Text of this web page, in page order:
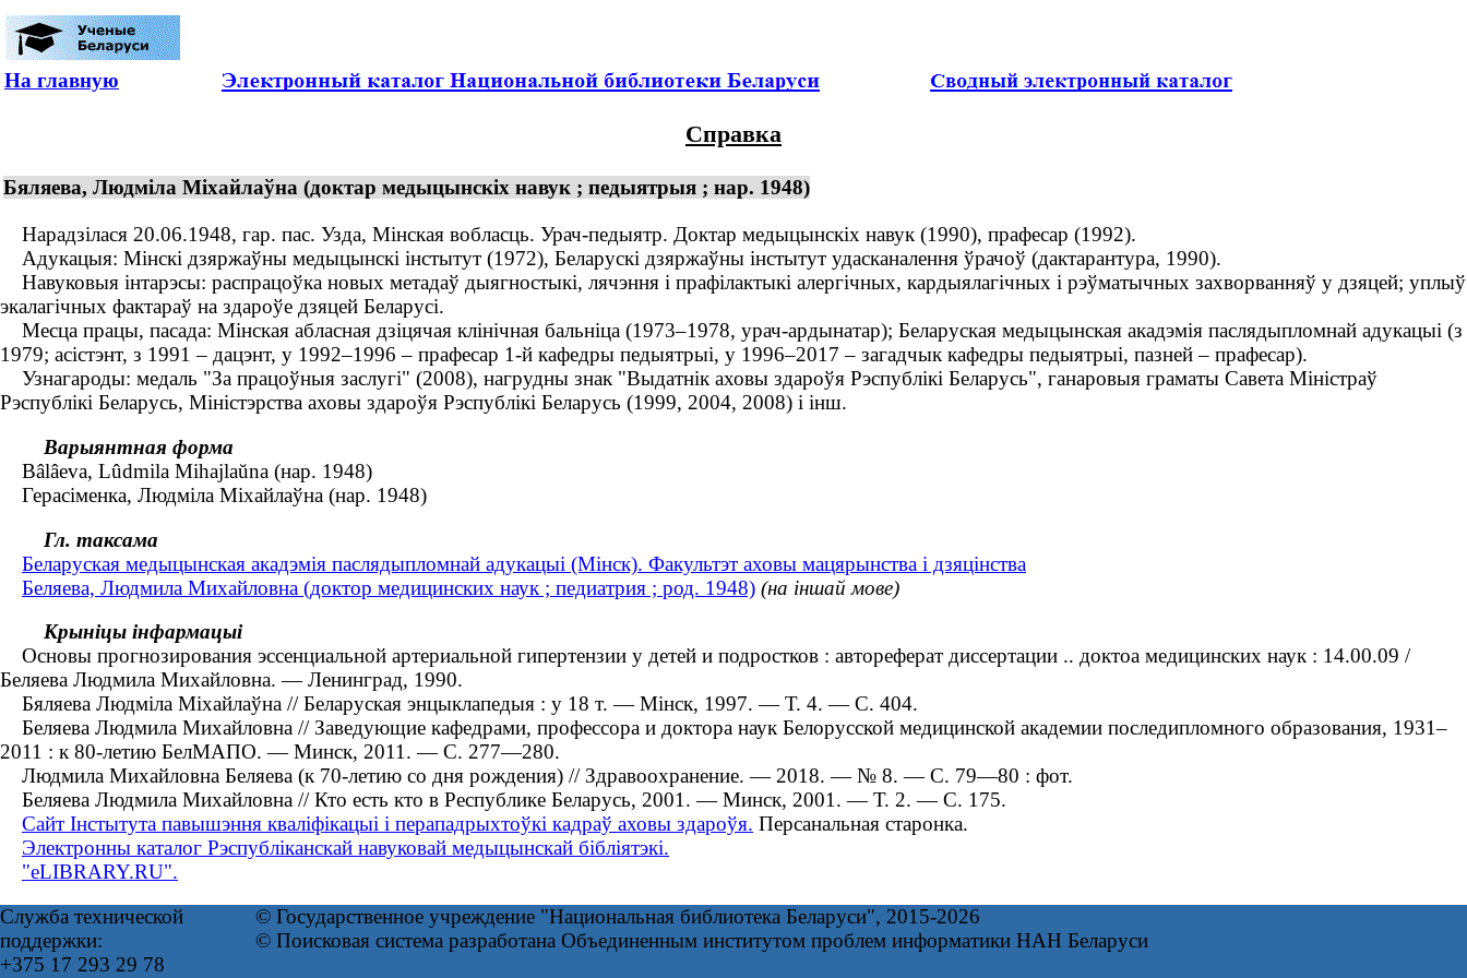
На главную
Справка
Бяляева, Людміла Міхайлаўна (доктар медыцынскіх навук ; педыятрыя ; нар. 1948)
Нарадзілася 20.06.1948, гар. пас. Узда, Мінская вобласць. Урач-педыятр. Доктар медыцынскіх навук (1990), прафесар (1992).
Адукацыя: Мінскі дзяржаўны медыцынскі інстытут (1972), Беларускі дзяржаўны інстытут удасканалення ўрачоў (дактарантура, 1990).
Навуковыя інтарэсы: распрацоўка новых метадаў дыягностыкі, лячэння і прафілактыкі алергічных, кардыялагічных і рэўматычных захворванняў у дзяцей; уплыў
экалагічных фактараў на здароўе дзяцей Беларусі.
Месца працы, пасада: Мінская абласная дзіцячая клінічная бальніца (1973–1978, урач-ардынатар); Беларуская медыцынская акадэмія паслядыпломнай адукацыі (з
1979; асістэнт, з 1991 – дацэнт, у 1992–1996 – прафесар 1-й кафедры педыятрыі, у 1996–2017 – загадчык кафедры педыятрыі, пазней – прафесар).
Узнагароды: медаль "За працоўныя заслугі" (2008), нагрудны знак "Выдатнік аховы здароўя Рэспублікі Беларусь", ганаровыя граматы Савета Міністраў
Рэспублікі Беларусь, Міністэрства аховы здароўя Рэспублікі Беларусь (1999, 2004, 2008) і інш.
Варыянтная форма
Bâlâeva, Lûdmіla Mіhajlaŭna (нар. 1948)
Герасіменка, Людміла Міхайлаўна (нар. 1948)
Гл. таксама
Беларуская медыцынская акадэмія паслядыпломнай адукацыі (Мінск). Факультэт аховы мацярынства і дзяцінства
Беляева, Людмила Михайловна (доктор медицинских наук ; педиатрия ; род. 1948) (на іншай мове)
Крыніцы інфармацыі
Основы прогнозирования эссенциальной артериальной гипертензии у детей и подростков : автореферат диссертации .. доктоа медицинских наук : 14.00.09 /
Беляева Людмила Михайловна. — Ленинград, 1990.
Бяляева Людміла Міхайлаўна // Беларуская энцыклапедыя : у 18 т. — Мінск, 1997. — Т. 4. — С. 404.
Беляева Людмила Михайловна // Заведующие кафедрами, профессора и доктора наук Белорусской медицинской академии последипломного образования, 1931–
2011 : к 80-летию БелМАПО. — Минск, 2011. — С. 277—280.
Людмила Михайловна Беляева (к 70-летию со дня рождения) // Здравоохранение. — 2018. ― № 8. ― С. 79―80 : фот.
Беляева Людмила Михайловна // Кто есть кто в Республике Беларусь, 2001. — Минск, 2001. — Т. 2. — С. 175.
Сайт Інстытута павышэння кваліфікацыі і перападрыхтоўкі кадраў аховы здароўя. Персанальная старонка.
Электронны каталог Рэспубліканскай навуковай медыцынскай бібліятэкі.
"eLIBRARY.RU".
Служба технической
поддержки:
+375 17 293 29 78
© Государственное учреждение "Национальная библиотека Беларуси", 2015-2026
© Поисковая система разработана Объединенным институтом проблем информатики НАН Беларуси